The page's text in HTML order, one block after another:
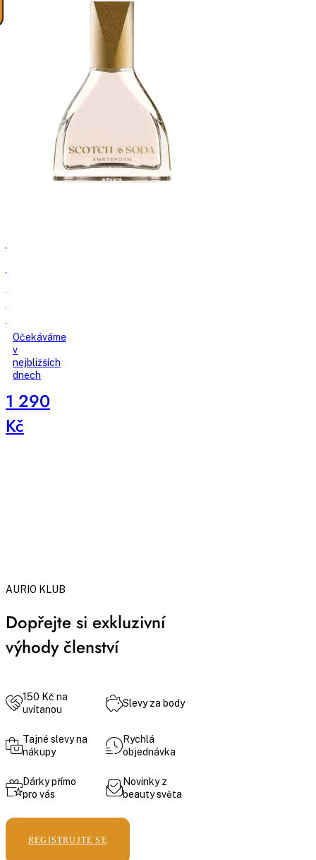
Soda
AM
60ml
pro
ženy
Očekáváme
v
nejbližších
dnech
1 290
Kč
AURIO KLUB
Dopřejte si exkluzivní
výhody členství
150 Kč na
uvítanou
Slevy za body
Tajné slevy na
nákupy
Rychlá
objednávka
Dárky přímo
pro vás
Novinky z
beauty světa
REGISTRUJTE SE